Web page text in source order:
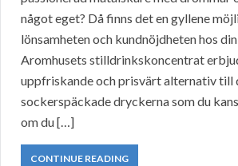
något eget? Då finns det en gyllene
lönsamheten och kundnöjdheten hos
Aromhusets stilldrinkskoncentrat
uppfriskande och prisvärt alternativ till
sockerspäckade dryckerna som du
om du […]
CONTINUE READING